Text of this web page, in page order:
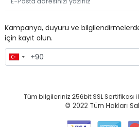
Kampanya, duyuru ve
için kayıt olun.
Tüm bilgileriniz 256bit SSL Sertifikası
© 2022 Tüm Hakları